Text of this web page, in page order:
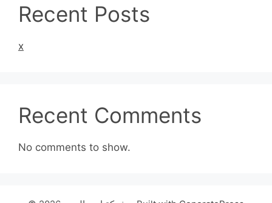
Recent Posts
x
Recent Comments
No comments to show.